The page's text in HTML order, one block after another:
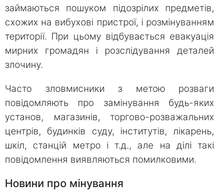
займаються пошуком підозрілих предметів,
схожих на вибухові пристрої, і розмінуванням
території. При цьому відбувається евакуація
мирних громадян і розслідування деталей
злочину.
Часто зловмисники з метою розваги
повідомляють про замінування будь-яких
установ, магазинів, торгово-розважальних
центрів, будинків суду, інститутів, лікарень,
шкіл, станцій метро і т.д., але на ділі такі
повідомлення виявляються помилковими.
Новини про мінування